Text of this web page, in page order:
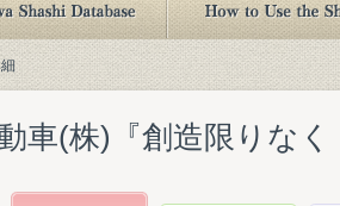
車(株)『創造限りな